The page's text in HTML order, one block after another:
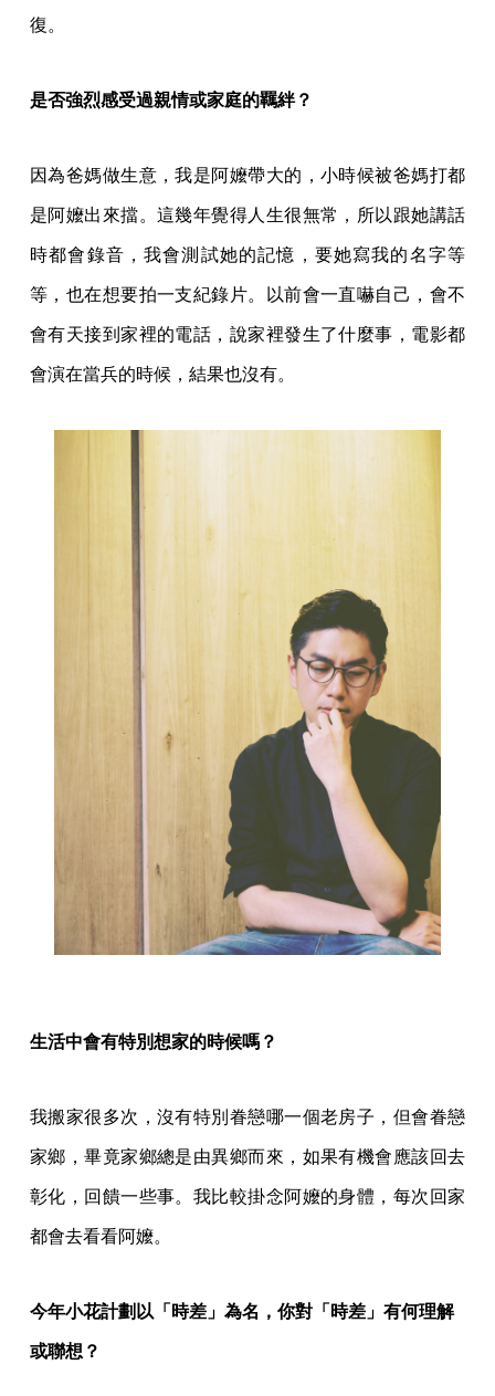
復。
是否強烈感受過親情或家庭的羈絆？
因為爸媽做生意，我是阿嬤帶大的，小時候被爸媽打都
是阿嬤出來擋。這幾年覺得人生很無常，所以跟她講話
時都會錄音，我會測試她的記憶，要她寫我的名字等
等，也在想要拍一支紀錄片。以前會一直嚇自己，會不
會有天接到家裡的電話，說家裡發生了什麼事，電影都
會演在當兵的時候，結果也沒有。
生活中會有特別想家的時候嗎？
我搬家很多次，沒有特別眷戀哪一個老房子，但會眷戀
家鄉，畢竟家鄉總是由異鄉而來，如果有機會應該回去
彰化，回饋一些事。我比較掛念阿嬤的身體，每次回家
都會去看看阿嬤。
今年小花計劃以「時差」為名，你對「時差」有何理解
或聯想？